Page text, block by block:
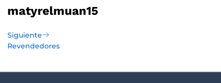
matyrelmuan15
Siguiente
Revendedores